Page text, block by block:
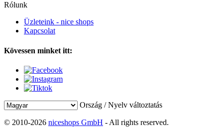
Rólunk
Üzleteink - nice shops
Kapcsolat
Kövessen minket itt:
Ország / Nyelv változtatás
© 2010-2026 niceshops GmbH - All rights reserved.